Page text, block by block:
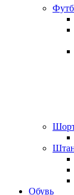
Обувь